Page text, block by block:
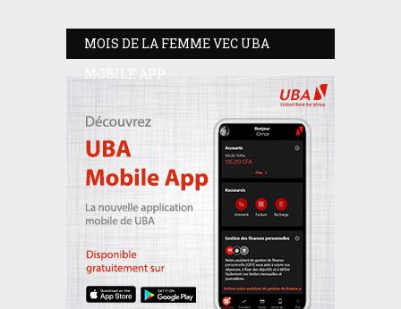
MOIS DE LA FEMME VEC UBA
MOBILE APP